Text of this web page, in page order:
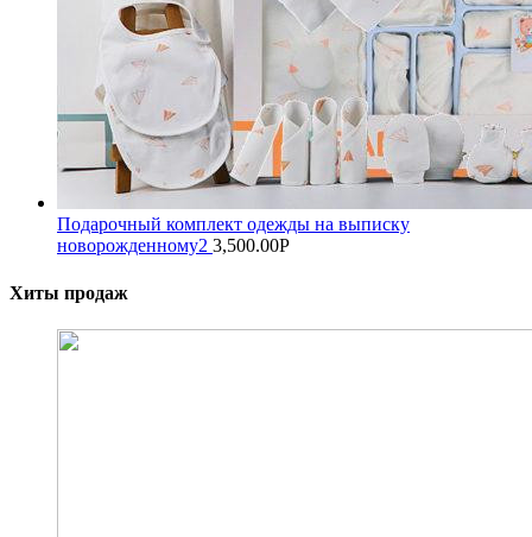
Подарочный комплект одежды на выписку
новорожденному2 3,500.00Р
Хиты продаж